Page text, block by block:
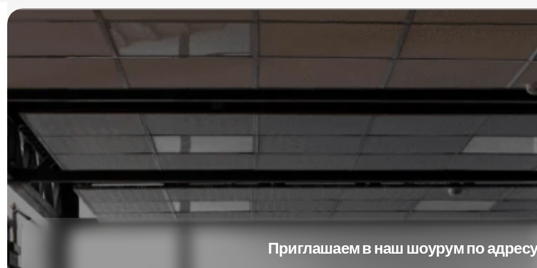
Звоните
8 747 193 10 00
Или оставьте номер — мы свяжемся с вами в течение 40 минут.
Запросить звонок
Приглашаем в наш шоурум по